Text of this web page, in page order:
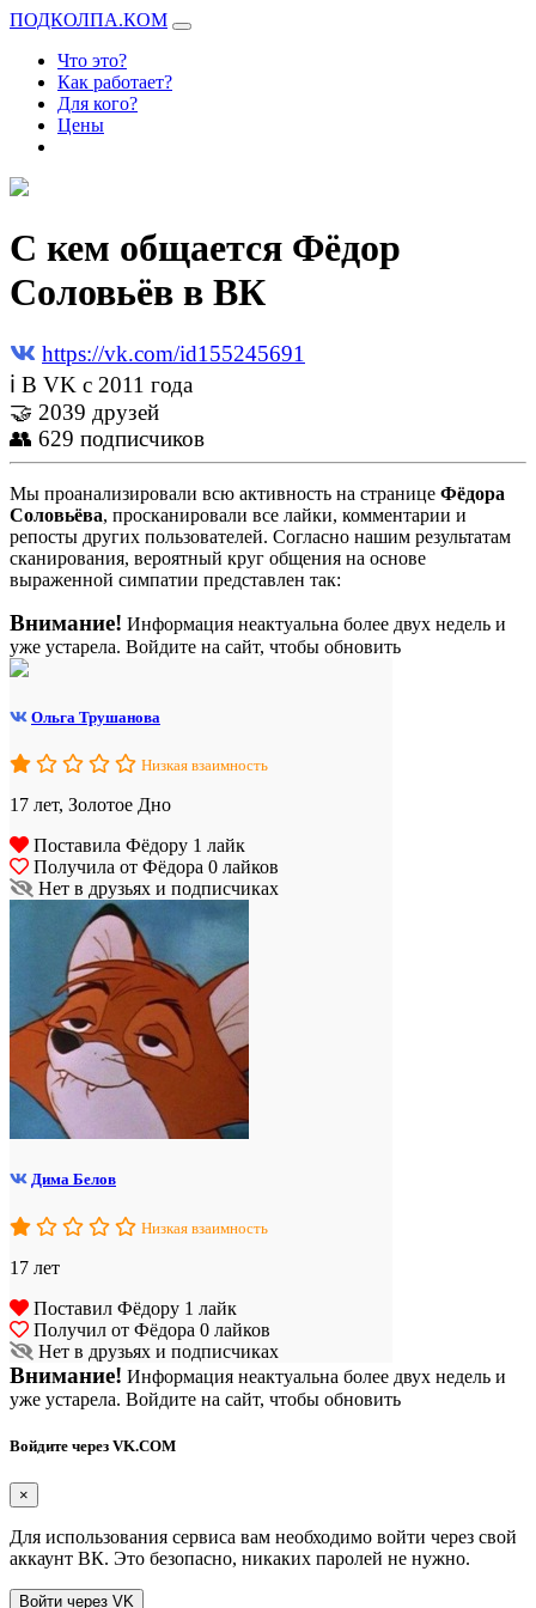
ПОДКОЛПА.КОМ
Что это?
Как работает?
Для кого?
Цены
С кем общается Фёдор
Соловьёв в ВК
https://vk.com/id155245691
ℹ В VK с 2011 года
🤝 2039 друзей
👥 629 подписчиков
Мы проанализировали всю активность на странице Фёдора
Соловьёва, просканировали все лайки, комментарии и
репосты других пользователей. Согласно нашим результатам
сканирования, вероятный круг общения на основе
выраженной симпатии представлен так:
Внимание! Информация неактуальна более двух недель и
уже устарела. Войдите на сайт, чтобы обновить
Ольга Трушанова
Низкая взаимность
17 лет, Золотое Дно
Поставила Фёдору 1 лайк
Получила от Фёдора 0 лайков
Нет в друзьях и подписчиках
Дима Белов
Низкая взаимность
17 лет
Поставил Фёдору 1 лайк
Получил от Фёдора 0 лайков
Нет в друзьях и подписчиках
Внимание! Информация неактуальна более двух недель и
уже устарела. Войдите на сайт, чтобы обновить
Войдите через VK.COM
×
Для использования сервиса вам необходимо войти через свой
аккаунт ВК. Это безопасно, никаких паролей не нужно.